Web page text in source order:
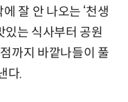
잘 안 나오는 ‘천생
있는 식사부터 공원
까지 바깥나들이 풀
다.